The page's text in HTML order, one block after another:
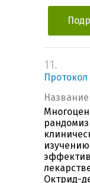
11.
Октрид-